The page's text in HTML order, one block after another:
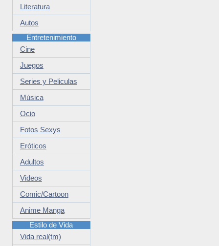
Literatura
Autos
Entretenimiento
Cine
Juegos
Series y Peliculas
Música
Ocio
Fotos Sexys
Eróticos
Adultos
Videos
Comic/Cartoon
Anime Manga
Estilo de Vida
Vida real(tm)